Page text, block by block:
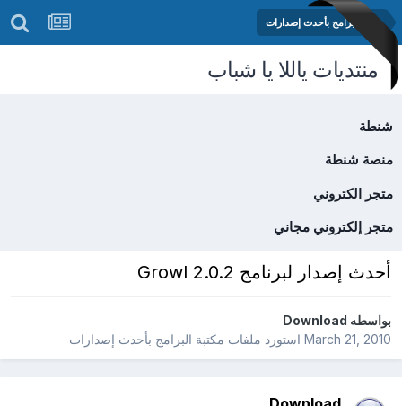
مكتبة البرامج بأحدث إصدارات
منتديات ياللا يا شباب
شنطة
منصة شنطة
متجر الكتروني
متجر إلكتروني مجاني
أحدث إصدار لبرنامج Growl 2.0.2
بواسطهDownload
March 21, 2010استورد ملفات مكتبة البرامج بأحدث إصدارات